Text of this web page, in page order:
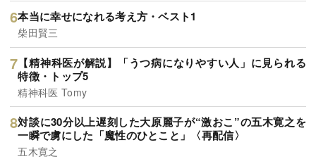
本当に幸せになれる考え方・ベスト1
柴田賢三
【精神科医が解説】「うつ病になりやすい人」に見られる
特徴・トップ5
精神科医 Tomy
対談に30分以上遅刻した大原麗子が“激おこ”の五木寛之を
一瞬で虜にした「魔性のひとこと」〈再配信〉
五木寛之